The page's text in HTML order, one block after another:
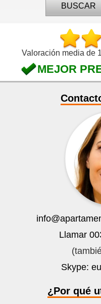
BUSCAR
Valoración media de
MEJOR
Llamar
Skype:
¿Por qué